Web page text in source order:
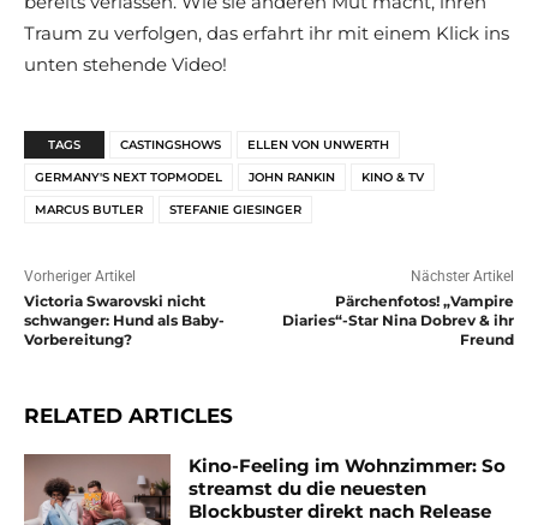
Traum zu verfolgen, das erfahrt ihr mit einem Klick ins
unten stehende Video!
TAGS CASTINGSHOWS ELLEN VON UNWERTH
GERMANY'S NEXT TOPMODEL JOHN RANKIN KINO & TV
MARCUS BUTLER STEFANIE GIESINGER
Vorheriger Artikel
Victoria Swarovski nicht
schwanger: Hund als Baby-
Vorbereitung?
Nächster Artikel
Pärchenfotos! „Vampire
Diaries“-Star Nina Dobrev & ihr
Freund
RELATED ARTICLES
Kino-Feeling im Wohnzimmer: So
streamst du die neuesten
Blockbuster direkt nach Release